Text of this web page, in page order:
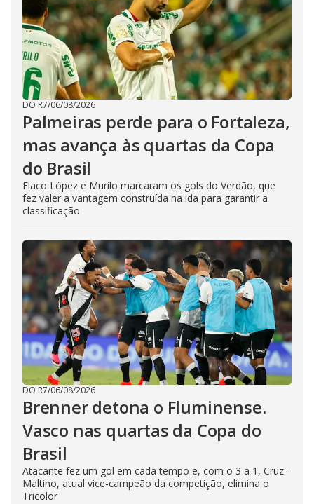
DO R7/06/08/2026
Palmeiras perde para o Fortaleza,
mas avança às quartas da Copa
do Brasil
Flaco López e Murilo marcaram os gols do Verdão, que
fez valer a vantagem construída na ida para garantir a
classificação
DO R7/06/08/2026
Brenner detona o Fluminense.
Vasco nas quartas da Copa do
Brasil
Atacante fez um gol em cada tempo e, com o 3 a 1, Cruz-
Maltino, atual vice-campeão da competição, elimina o
Tricolor